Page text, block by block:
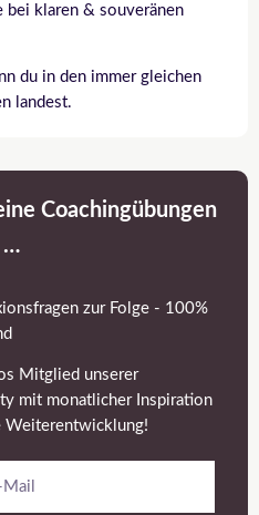
klaren & souveränen
du in den immer gleichen
landest.
Coachingübungen
…
zur Folge - 100%
Mitglied unserer
mit monatlicher Inspiration
Weiterentwicklung!